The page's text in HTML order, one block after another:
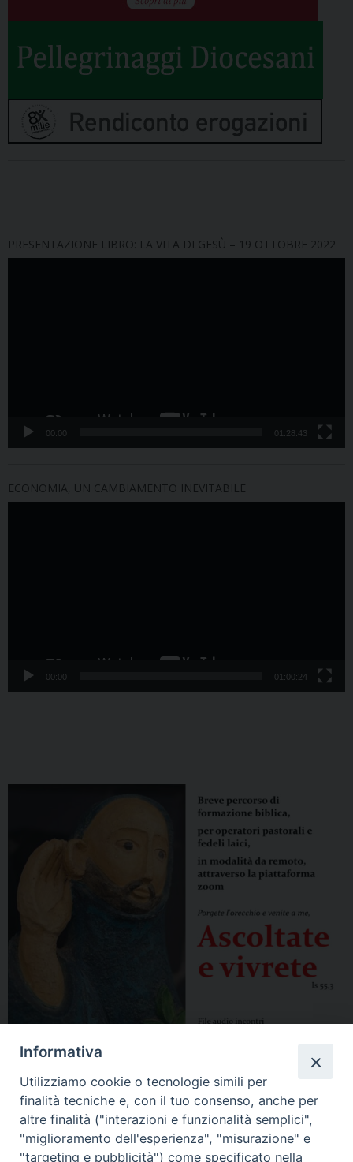
PRESENTAZIONE LIBRO: LA VITA DI GESÙ – 19 OTTOBRE 2022
00:00 01:28:43
ECONOMIA, UN CAMBIAMENTO INEVITABILE
00:00 01:00:24
Informativa
Utilizziamo cookie o tecnologie simili per
finalità tecniche e, con il tuo consenso, anche per
altre finalità ("interazioni e funzionalità semplici",
"miglioramento dell'esperienza", "misurazione" e
"targeting e pubblicità") come specificato nella